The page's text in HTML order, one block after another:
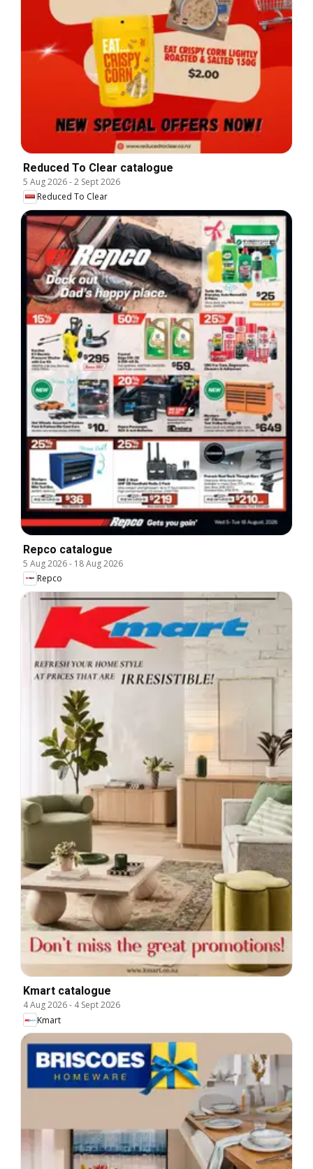
Reduced To Clear catalogue
5 Aug 2026-2 Sept 2026
Reduced To Clear
Repco catalogue
5 Aug 2026- 18 Aug 2026
Repco
Kmart catalogue
4 Aug 2026- 4 Sept 2026
Kmart